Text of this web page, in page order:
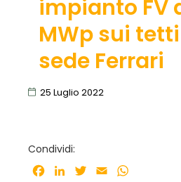
impianto FV
MWp sui
sede Ferrari
25 Luglio 2022
Condividi:
Facebook
LinkedInTwitter
Email